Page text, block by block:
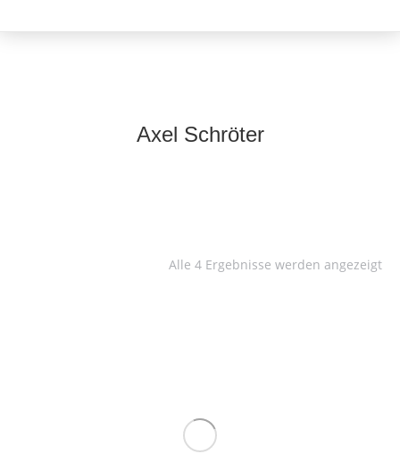
Axel Schröter
Alle 4 Ergebnisse werden angezeigt